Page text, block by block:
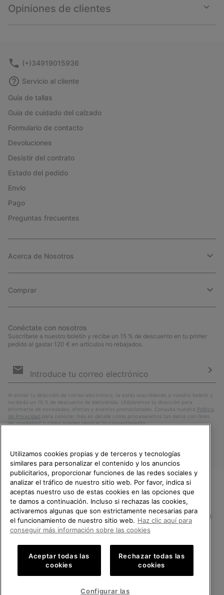
Opiniones de clientes
or
(+)34919015936
Servicio al cliente
Guía de tallas
Guía de cuidado del calzado
Formulario de contacto
Devoluciones
Desistir del contrato
Estado del pedido
Envío
Pago
Preguntas frecuentes
Acerca de Nosotros
Comprar
Conéctate con nosotros
Suscríbete a nuestro boletín y recibe un 15 % de descuento en tu primer
pedido al gastar 120 € en artículos no rebajados.
de
Al enviar tu dirección de correo electrónico, te estás suscribiendo a nuestro boletín y
recibirás un 15 % de descuento de bienvenida. Utilizaremos tu dirección para
informarte de novedades, ofertas y eventos promocionales. Consulta nuestra Política
de Privacidad para conocer más en detalle cómo procesaremos tus datos con fines
de ’marketing’ y cómo puedes revocar tu consentimiento.
España
Política de Privacidad Condiciones De Uso Terminos de Venta
Cookies Impressum Public CBCR
Servicio al cliente: Lu. - Vi. de 9:00 a 13:00 y de 14:00 a 18:00
TE DAMOS LA BIENVENIDA A
SOREL.
POR FAVOR, SELECCIONA TU
PAÍS.
Compras en línea disponibles
United States
Utilizamos cookies propias y de terceros y tecnologías
similares para personalizar el contenido y los anuncios
publicitarios, proporcionar funciones de las redes sociales y
analizar el tráfico de nuestro sitio web. Por favor, indica si
aceptas nuestro uso de estas cookies en las opciones que
te damos a continuación. Incluso si rechazas las cookies,
activaremos algunas que son estrictamente necesarias para
el funcionamiento de nuestro sitio web. Haz clic aquí para
conseguir más información sobre las cookies
Aceptar todas las
cookies
Rechazar todas las
cookies
Configurar las